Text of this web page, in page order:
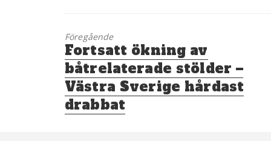
Föregående
Föregående
inlägg:
Fortsatt ökning av
båtrelaterade stölder –
Västra Sverige hårdast
drabbat